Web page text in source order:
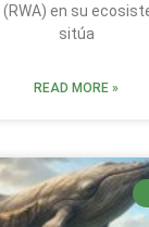
en su
sitúa
READ MORE »